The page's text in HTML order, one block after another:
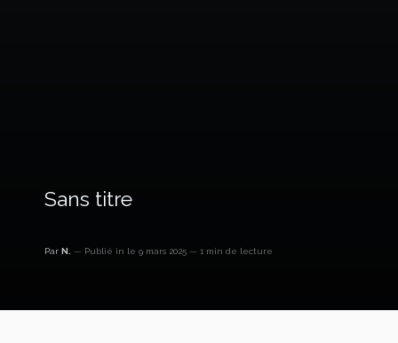
Sans titre
Par N. Publié in le 9 mars 2025 1 min de lecture